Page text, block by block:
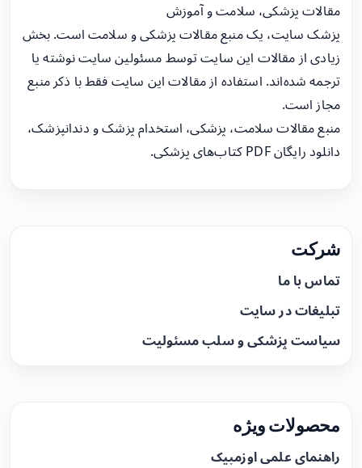
مقالات پزشکی، سلامت و آموزش
پزشک سایت، یک منبع مقالات پزشکی و سلامت است. بخش
زیادی از مقالات این سایت توسط مسئولین سایت نوشته یا
ترجمه شده‌اند. استفاده از مقالات این سایت فقط با ذکر منبع
مجاز است.
منبع مقالات سلامت، پزشکی، استخدام پزشک و دندانپزشک،
دانلود رایگان PDF کتاب‌های پزشکی.
شرکت
تماس با ما
تبلیغات در سایت
سیاست پزشکی و سلب مسئولیت
محصولات ویژه
راهنمای علمی اوزمپیک